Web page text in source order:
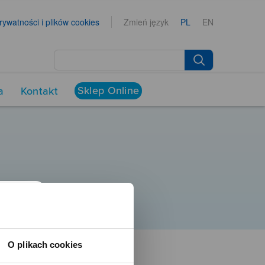
O plikach cookies
i plików cookies Zmień język PL EN
Kontakt Sklep Online